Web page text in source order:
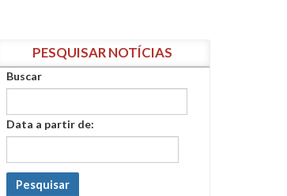
PESQUISAR NOTÍCIAS
Buscar
Data a partir de:
Pesquisar